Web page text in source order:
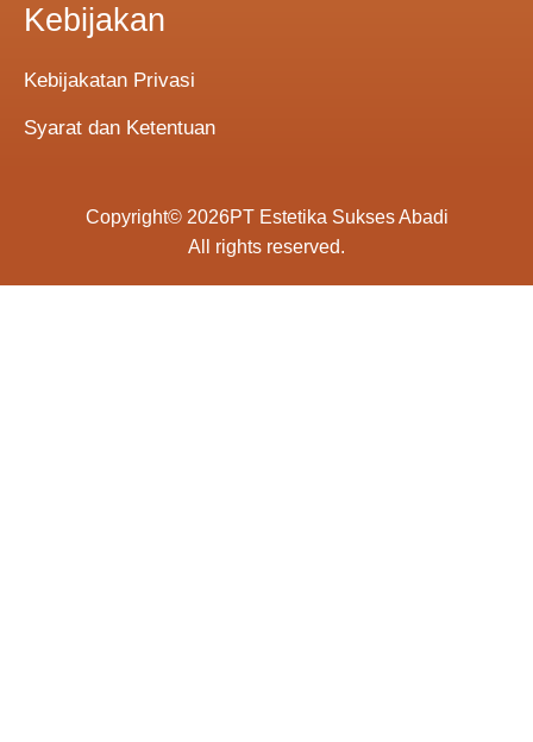
Kebijakan
Kebijakatan Privasi
Syarat dan Ketentuan
Copyright© 2026PT Estetika Sukses Abadi
All rights reserved.